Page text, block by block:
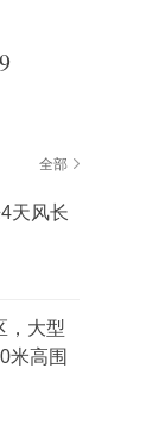
全部
天风长
，大型
米高围